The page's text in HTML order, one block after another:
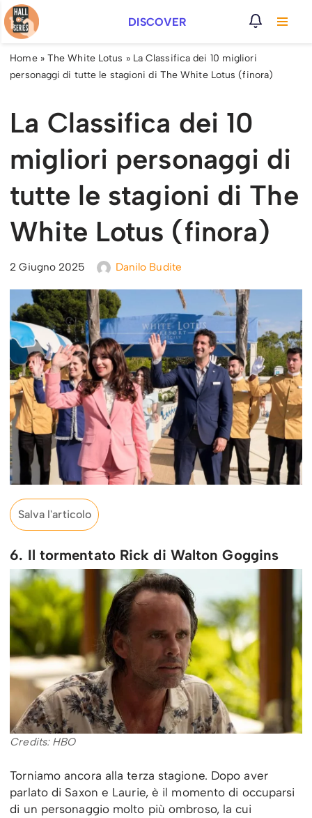
Vai
al
contenuto
DISCOVER
Home» The White Lotus » La Classifica dei 10 migliori
personaggi di tutte le stagioni di The White Lotus (finora)
La Classifica dei 10
migliori personaggi di
tutte le stagioni di The
White Lotus (finora)
2 Giugno 2025 Danilo Budite
Salva l'articolo
6. Il tormentato Rick di Walton Goggins
Credits: HBO
Torniamo ancora alla terza stagione. Dopo aver
parlato di Saxon e Laurie, è il momento di occuparsi
di un personaggio molto più ombroso, la cui